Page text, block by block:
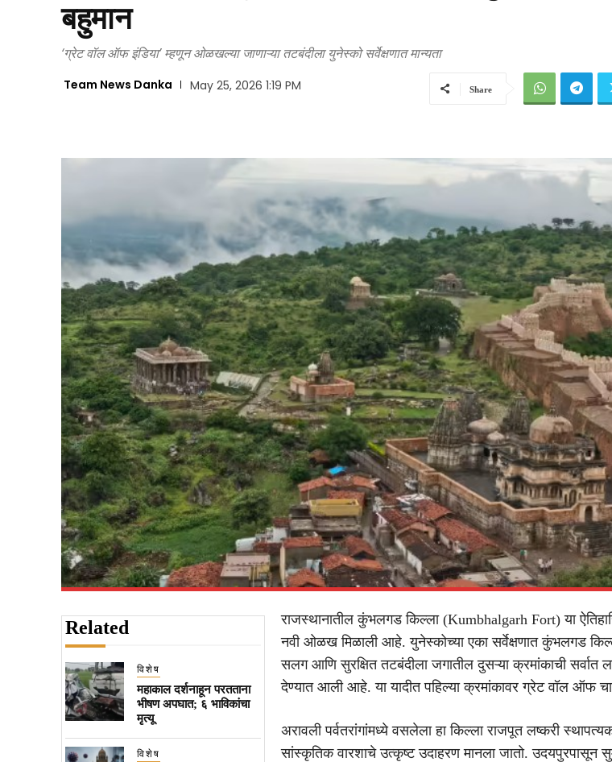
बहुमान
‘ग्रेट वॉल ऑफ इंडिया’ म्हणून ओळखल्या जाणाऱ्या तटबंदीला युनेस्को सर्वेक्षणात मान्यता
Team News Danka May 25, 2026 1:19 PM Share
Related
विशेष
महाकाल दर्शनाहून परतताना
भीषण अपघात; ६ भाविकांचा
मृत्यू
विशेष
राजस्थानातील कुंभलगड किल्ला (Kumbhalgarh Fort) या
नवी ओळख मिळाली आहे. युनेस्कोच्या एका सर्वेक्षणात कुंभलगड
सलग आणि सुरक्षित तटबंदीला जगातील दुसऱ्या क्रमांकाची सर्वात
देण्यात आली आहे. या यादीत पहिल्या क्रमांकावर ग्रेट वॉल ऑफ
अरावली पर्वतरांगांमध्ये वसलेला हा किल्ला राजपूत लष्करी
सांस्कृतिक वारशाचे उत्कृष्ट उदाहरण मानला जातो. उदयपुरपासून